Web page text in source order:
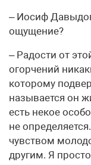
– Иосиф
ощущение?
– Радости от
огорчений
которому
называется он
есть некое
не
чувством
другим. Я